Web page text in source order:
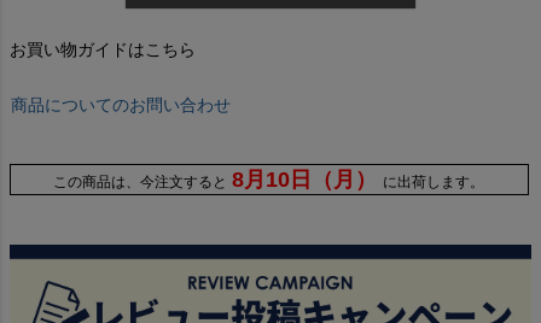
お買い物ガイドはこちら
商品についてのお問い合わせ